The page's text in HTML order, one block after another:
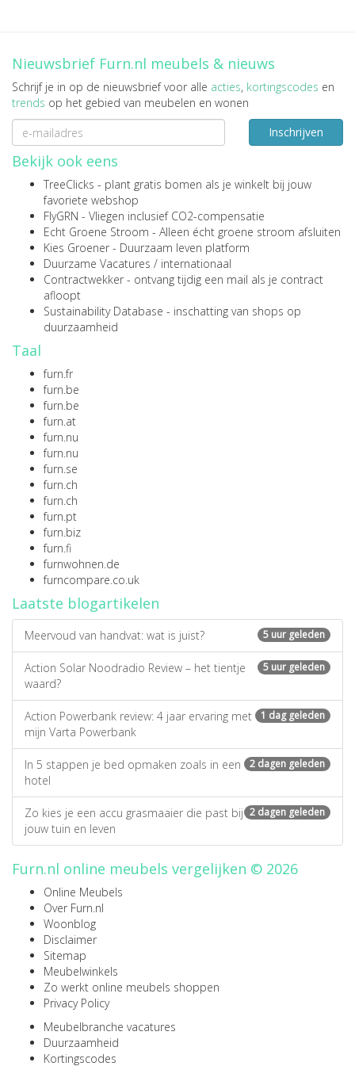
Nieuwsbrief Furn.nl meubels & nieuws
Schrijf je in op de nieuwsbrief voor alle acties, kortingscodes en
trends op het gebied van meubelen en wonen
Inschrijven
Bekijk ook eens
TreeClicks - plant gratis bomen als je winkelt bij jouw
favoriete webshop
FlyGRN - Vliegen inclusief CO2-compensatie
Echt Groene Stroom - Alleen écht groene stroom afsluiten
Kies Groener - Duurzaam leven platform
Duurzame Vacatures / internationaal
Contractwekker - ontvang tijdig een mail als je contract
afloopt
Sustainability Database - inschatting van shops op
duurzaamheid
Taal
furn.fr
furn.be
furn.be
furn.at
furn.nu
furn.nu
furn.se
furn.ch
furn.ch
furn.pt
furn.biz
furn.fi
furnwohnen.de
furncompare.co.uk
Laatste blogartikelen
5 uur geleden
Meervoud van handvat: wat is juist?
5 uur geleden
Action Solar Noodradio Review – het tientje
waard?
1 dag geleden
Action Powerbank review: 4 jaar ervaring met
mijn Varta Powerbank
2 dagen geleden
In 5 stappen je bed opmaken zoals in een
hotel
2 dagen geleden
Zo kies je een accu grasmaaier die past bij
jouw tuin en leven
Furn.nl online meubels vergelijken © 2026
Online Meubels
Over Furn.nl
Woonblog
Disclaimer
Sitemap
Meubelwinkels
Zo werkt online meubels shoppen
Privacy Policy
Meubelbranche vacatures
Duurzaamheid
Kortingscodes